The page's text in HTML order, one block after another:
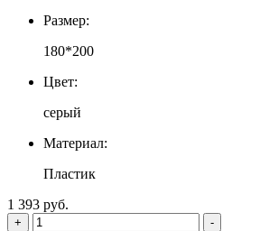
Размер:
180*200
Цвет:
серый
Материал:
Пластик
1 393 руб.
+ -